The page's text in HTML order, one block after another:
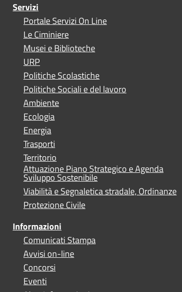
Servizi
Portale Servizi On Line
Le Ciminiere
Musei e Biblioteche
URP
Politiche Scolastiche
Politiche Sociali e del lavoro
Ambiente
Ecologia
Energia
Trasporti
Territorio
Attuazione Piano Strategico e Agenda
Sviluppo Sostenibile
Viabilità e Segnaletica stradale, Ordinanze
Protezione Civile
Informazioni
Comunicati Stampa
Avvisi on-line
Concorsi
Eventi